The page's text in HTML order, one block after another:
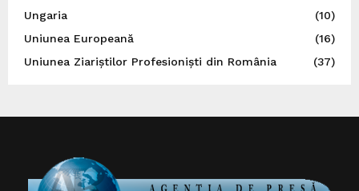
Ungaria
(10)
Uniunea Europeană
(16)
Uniunea Ziariștilor Profesioniști din România
(37)